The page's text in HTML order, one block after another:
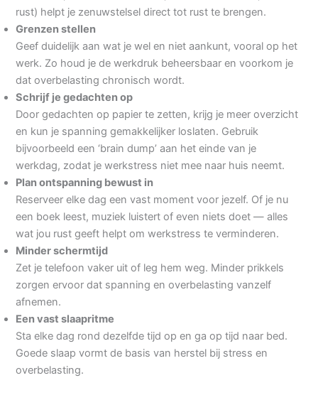
rust) helpt je zenuwstelsel direct tot rust te brengen.
Grenzen stellen
Geef duidelijk aan wat je wel en niet aankunt, vooral op het
werk. Zo houd je de werkdruk beheersbaar en voorkom je
dat overbelasting chronisch wordt.
Schrijf je gedachten op
Door gedachten op papier te zetten, krijg je meer overzicht
en kun je spanning gemakkelijker loslaten. Gebruik
bijvoorbeeld een ‘brain dump’ aan het einde van je
werkdag, zodat je werkstress niet mee naar huis neemt.
Plan ontspanning bewust in
Reserveer elke dag een vast moment voor jezelf. Of je nu
een boek leest, muziek luistert of even niets doet — alles
wat jou rust geeft helpt om werkstress te verminderen.
Minder schermtijd
Zet je telefoon vaker uit of leg hem weg. Minder prikkels
zorgen ervoor dat spanning en overbelasting vanzelf
afnemen.
Een vast slaapritme
Sta elke dag rond dezelfde tijd op en ga op tijd naar bed.
Goede slaap vormt de basis van herstel bij stress en
overbelasting.